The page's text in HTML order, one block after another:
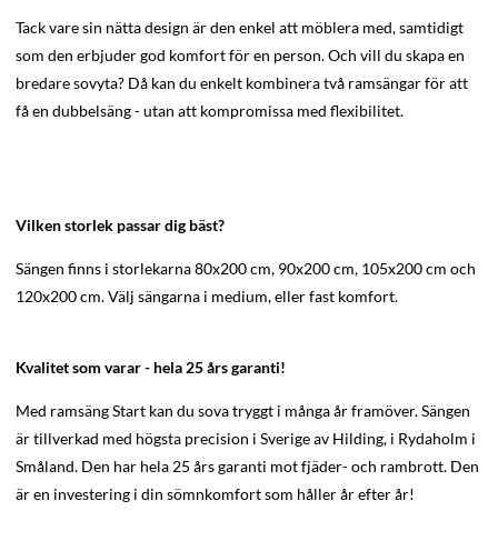
Tack vare sin nätta design är den enkel att möblera med, samtidigt
som den erbjuder god komfort för en person. Och vill du skapa en
bredare sovyta? Då kan du enkelt kombinera två ramsängar för att
få en dubbelsäng - utan att kompromissa med flexibilitet.
Vilken storlek passar dig bäst?
Sängen finns i storlekarna 80x200 cm, 90x200 cm, 105x200 cm och
120x200 cm. Välj sängarna i medium, eller fast komfort.
Kvalitet som varar - hela 25 års garanti!
Med ramsäng Start kan du sova tryggt i många år framöver. Sängen
är tillverkad med högsta precision i Sverige av Hilding, i Rydaholm i
Småland. Den har hela 25 års garanti mot fjäder- och rambrott. Den
är en investering i din sömnkomfort som håller år efter år!